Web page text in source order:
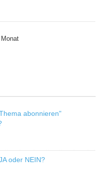
abonnieren"
oder NEIN?